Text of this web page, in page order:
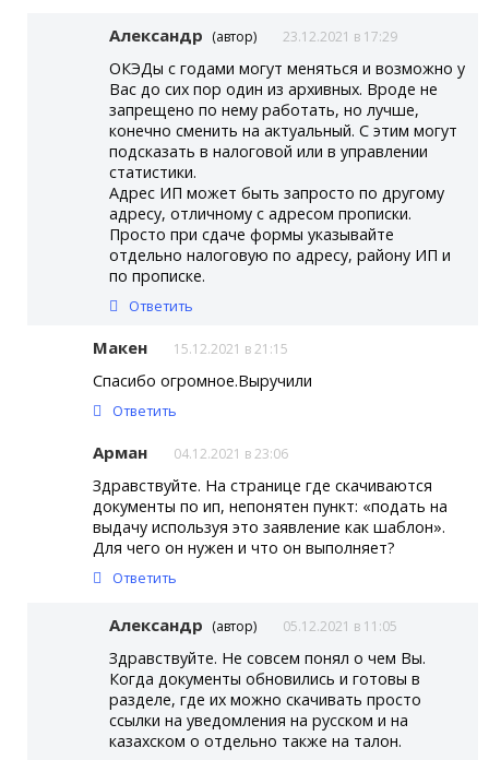
Александр (автор) 23.12.2021 в 17:29
ОКЭДы с годами могут меняться и возможно у
Вас до сих пор один из архивных. Вроде не
запрещено по нему работать, но лучше,
конечно сменить на актуальный. С этим могут
подсказать в налоговой или в управлении
статистики.
Адрес ИП может быть запросто по другому
адресу, отличному с адресом прописки.
Просто при сдаче формы указывайте
отдельно налоговую по адресу, району ИП и
по прописке.
Ответить
Макен 15.12.2021 в 21:15
Спасибо огромное.Выручили
Ответить
Арман 04.12.2021 в 23:06
Здравствуйте. На странице где скачиваются
документы по ип, непонятен пункт: «подать на
выдачу используя это заявление как шаблон».
Для чего он нужен и что он выполняет?
Ответить
Александр (автор) 05.12.2021 в 11:05
Здравствуйте. Не совсем понял о чем Вы.
Когда документы обновились и готовы в
разделе, где их можно скачивать просто
ссылки на уведомления на русском и на
казахском о отдельно также на талон.